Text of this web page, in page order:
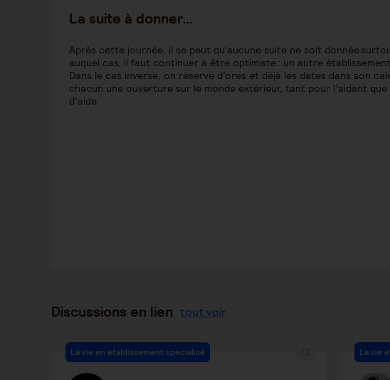
La suite à donner…
Après cette journée, il se peut qu’aucune suite ne soit donnée
auquel cas, il faut continuer à être optimiste : un autre
Dans le cas inverse, on réserve d’ores et déjà les dates dans son
chacun une ouverture sur le monde extérieur, tant pour l’aidant
d’aide.
Discussions en lien tout voir
La vie en établissement spécialisé La vie